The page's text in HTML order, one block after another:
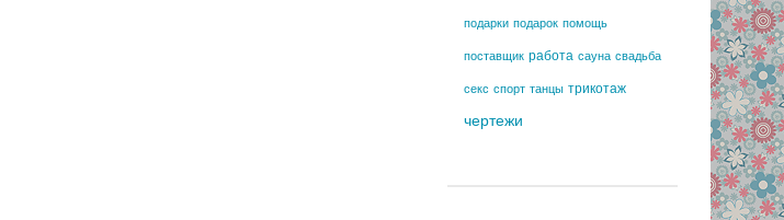
подарки подарок помощь
поставщик работа сауна свадьба
секс спорт танцы трикотаж
чертежи